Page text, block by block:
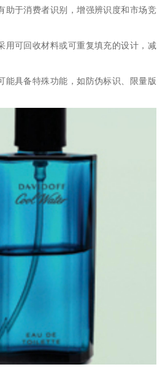
助于消费者识别，增强辨识度和市场竞
用可回收材料或可重复填充的设计，减
能具备特殊功能，如防伪标识、限量版